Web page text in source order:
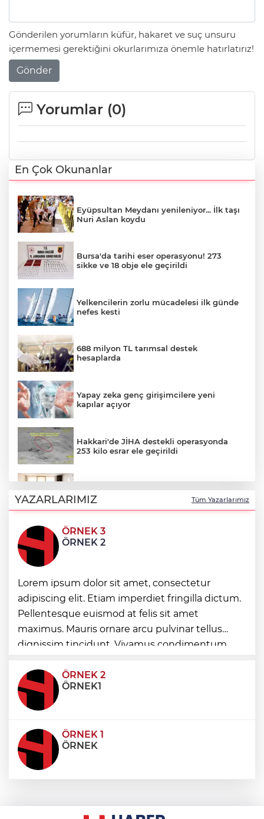
Gönderilen yorumların küfür, hakaret ve suç unsuru
içermemesi gerektiğini okurlarımıza önemle hatırlatırız!
Gönder
Yorumlar (0)
En Çok Okunanlar
Eyüpsultan Meydanı yenileniyor... İlk taşı
Nuri Aslan koydu
Bursa'da tarihi eser operasyonu! 273
sikke ve 18 obje ele geçirildi
Yelkencilerin zorlu mücadelesi ilk günde
nefes kesti
688 milyon TL tarımsal destek
hesaplarda
Yapay zeka genç girişimcilere yeni
kapılar açıyor
Hakkari'de JİHA destekli operasyonda
253 kilo esrar ele geçirildi
nezaket ziyareti
İstanbul Maltepe’de çocuklar kitapların
renkli dünyasında
Edirne Keşan’dan Elazığ'a gönül köprüsü
Bursa Tabip Odası: Hekimlik 5 dakikaya
sığmaz
YAZARLARIMIZ Tüm Yazarlarımız
ÖRNEK 3
ÖRNEK 2
Lorem ipsum dolor sit amet, consectetur
adipiscing elit. Etiam imperdiet fringilla dictum.
Pellentesque euismod at felis sit amet
maximus. Mauris ornare arcu pulvinar tellus
dignissim tincidunt. Vivamus condimentum
condimentum eros et, faucibus sapien. Praese
ÖRNEK 2
ÖRNEK1
ÖRNEK 1
ÖRNEK